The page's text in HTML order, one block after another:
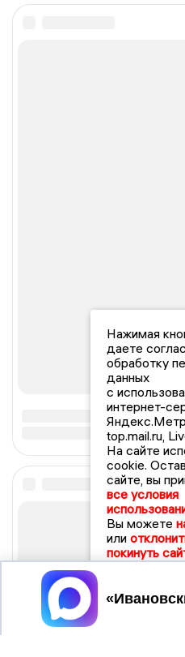
Нажимая
даете
обработку
данных
с
интернет-
top.mail.ru,
На сайте
cookie.
сайте, вы
все условия
Вы можете
или
покинуть